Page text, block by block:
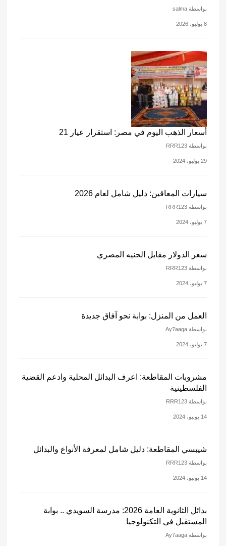
بواسطة salma
8 يوليو، 2026
أسعار الذهب اليوم في مصر: استقرار عيار 21
بواسطة RRR123
29 يوليو، 2024
سيارات المعاقين: دليل شامل لعام 2026
بواسطة RRR123
7 يوليو، 2024
سعر الدولار مقابل الجنيه المصري
بواسطة RRR123
7 يوليو، 2024
العمل من المنزل: بوابة نحو آفاق جديدة
بواسطة Ay7aaga
7 يوليو، 2024
مشروبات المقاطعة: اعرف البدائل المحلية وادعم القضية
الفلسطينية
بواسطة RRR123
14 يونيو، 2024
شيبسي المقاطعة: دليل شامل لمعرفة الأنواع والبدائل
بواسطة RRR123
14 يونيو، 2024
بدائل الثانوية العامة 2026: مدرسة السويدي .. بوابة
المستقبل في التكنولوجيا
بواسطة Ay7aaga